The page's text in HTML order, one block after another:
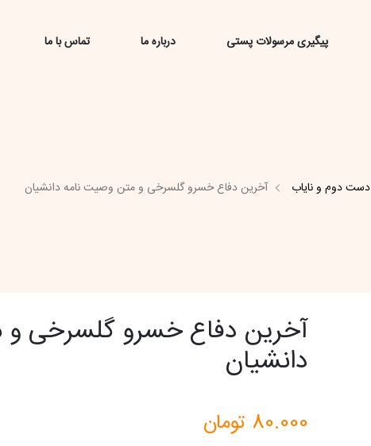
پیگیری مرسولات پستی درباره ما تماس با ما
دست دوم و نایاب آخرین دفاع خسرو گلسرخی و متن وصیت نامه دانشیان
آخرین دفاع خسرو گلسرخی
دانشیان
80.000 تومان